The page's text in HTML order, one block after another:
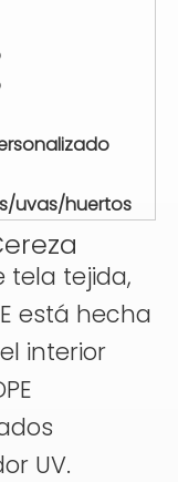
uvas/huertos
tela tejida,
está hecha
interior
UV.